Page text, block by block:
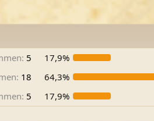
5
17,9%
18
64,3%
5 17,9%